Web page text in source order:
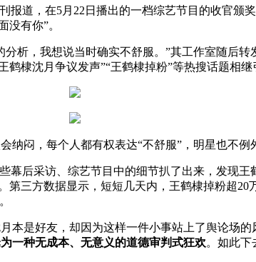
道，在5月22日播出的一档综艺节目的收官颁
没有你”。
，我想说当时确实不舒服。”其工作室随后转
棣沈月争议发声”“王鹤棣掉粉”等热搜话题相继
纳闷，每个人都有权表达“不舒服”，明星也不例
后采访、综艺节目中的细节扒了出来，发现王
三方数据显示，短短几天内，王鹤棣掉粉超
是好友，却因为这样一件小事站上了舆论场的
一种无成本、无意义的道德审判式狂欢。如此下